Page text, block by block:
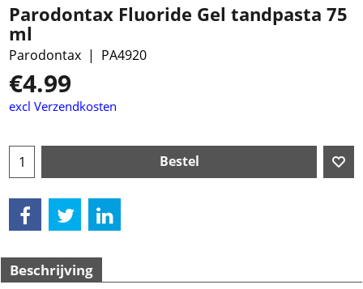
Parodontax Fluoride Gel tandpasta 75
ml
Parodontax PA4920
€4.99
excl Verzendkosten
Bestel
Beschrijving